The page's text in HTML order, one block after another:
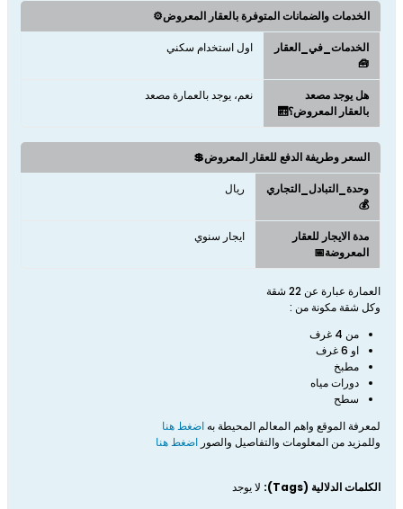
الخدمات والضمانات المتوفرة بالعقار المعروض⚙️
الخدمات_في_العقار
🧰
اول استخدام سكني
هل يوجد مصعد
بالعقار المعروض؟🛗
نعم، يوجد بالعمارة مصعد
السعر وطريفة الدفع للعقار المعروض💲
وحدة_التبادل_التجاري
💰
ريال
مدة الايجار للعقار
المعروضة📅
ايجار سنوي
العمارة عبارة عن 22 شقة
وكل شقة مكونة من :
من 4 غرف
او 6 غرف
مطبخ
دورات مياه​
سطح
لمعرفة الموقع واهم المعالم المحيطة بهاضغط هنا
وللمزيد من المعلومات والتفاصيل والصور اضغط هنا​
الكلمات الدلالية (Tags): لا يوجد